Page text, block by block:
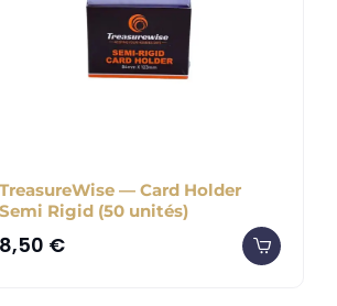
TreasureWise — Card Holder
Semi Rigid (50 unités)
8,50 €